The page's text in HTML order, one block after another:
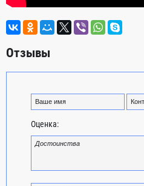
Отзывы
Оценка: